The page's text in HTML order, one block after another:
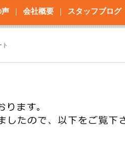
声 会社概要 スタッフブログ